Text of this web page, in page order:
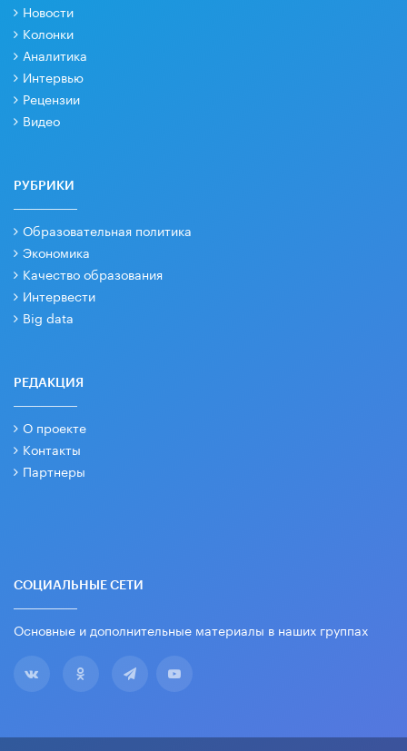
Новости
Колонки
Аналитика
Интервью
Рецензии
Видео
РУБРИКИ
Образовательная политика
Экономика
Качество образования
Интервести
Big data
РЕДАКЦИЯ
О проекте
Контакты
Партнеры
СОЦИАЛЬНЫЕ СЕТИ
Основные и дополнительные материалы в наших группах